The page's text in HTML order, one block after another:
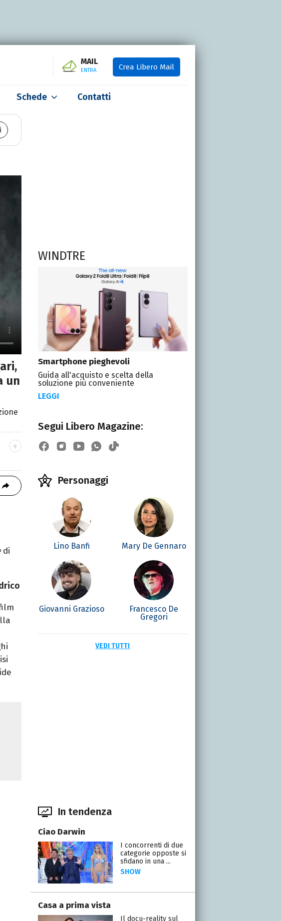
MAIL
ENTRA Crea Libero Mail
Schede Contatti
un
di
WINDTRE
Smartphone pieghevoli
Guida all'acquisto e scelta della
soluzione più conveniente
LEGGI
Segui Libero Magazine:
Personaggi
Lino Banfi Mary De Gennaro
Giovanni Grazioso
Francesco De
Gregori
VEDI TUTTI
In tendenza
Ciao Darwin
I concorrenti di due
categorie opposte si
sfidano in una ...
SHOW
Casa a prima vista
Il docu-reality sul